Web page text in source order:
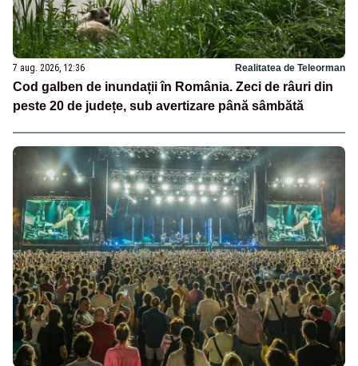
7 aug. 2026, 12:36 Realitatea de Teleorman
Cod galben de inundații în România. Zeci de râuri din
peste 20 de județe, sub avertizare până sâmbătă